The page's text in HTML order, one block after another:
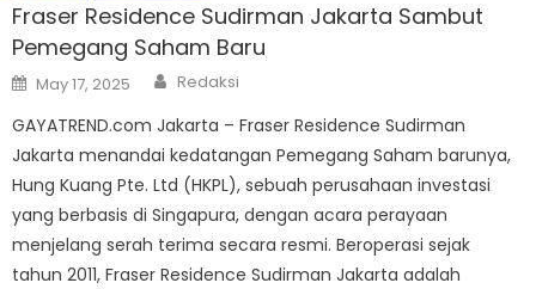
Fraser Residence Sudirman Jakarta Sambut
Pemegang Saham Baru
Posted
on
May 17, 2025 Author
Redaksi
GAYATREND.com Jakarta – Fraser Residence Sudirman
Jakarta menandai kedatangan Pemegang Saham barunya,
Hung Kuang Pte. Ltd (HKPL), sebuah perusahaan investasi
yang berbasis di Singapura, dengan acara perayaan
menjelang serah terima secara resmi. Beroperasi sejak
tahun 2011, Fraser Residence Sudirman Jakarta adalah